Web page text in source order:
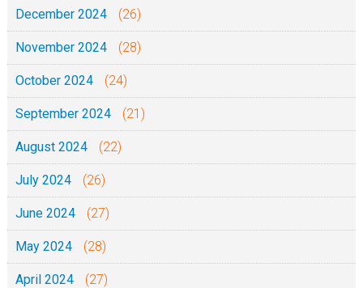
December 2024 (26)
November 2024 (28)
October 2024 (24)
September 2024 (21)
August 2024 (22)
July 2024 (26)
June 2024 (27)
May 2024 (28)
April 2024 (27)